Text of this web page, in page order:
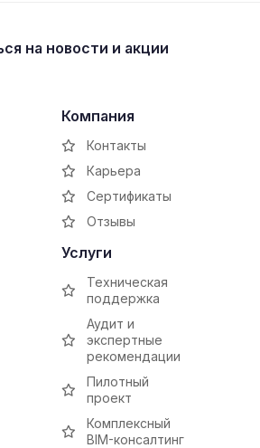
на новости и акции
Компания
Контакты
Карьера
Сертификаты
Отзывы
Услуги
Техническая
поддержка
Аудит и
экспертные
рекомендации
Пилотный
проект
Комплексный
BIM-консалтинг